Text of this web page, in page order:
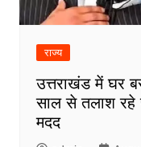
राज्य
उत्तराखंड में घर
साल से तलाश रहे
मदद